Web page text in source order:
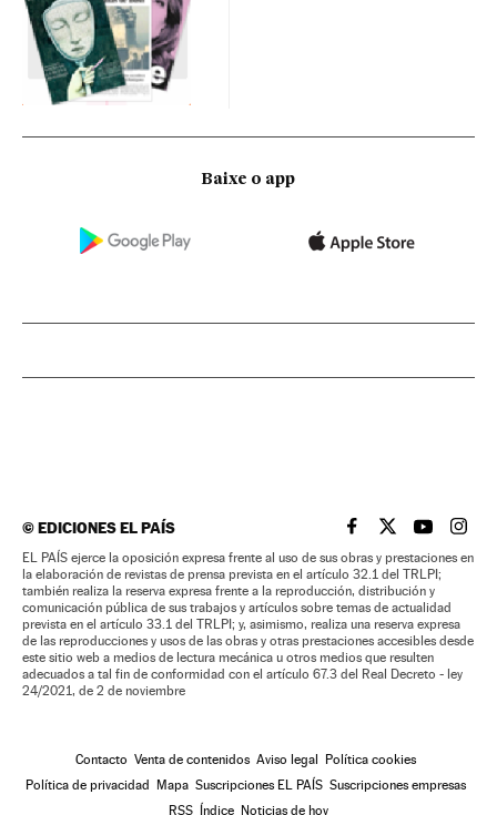
Baixe o app
©EDICIONES EL PAÍS EL PAÍS BRASIL EN
EL PAÍSEL PAÍS
EL
EL PAÍS ejerce la oposición expresa frente al uso de sus obras y prestaciones en
la elaboración de revistas de prensa prevista en el artículo 32.1 del TRLPI;
también realiza la reserva expresa frente a la reproducción, distribución y
comunicación pública de sus trabajos y artículos sobre temas de actualidad
prevista en el artículo 33.1 del TRLPI; y, asimismo, realiza una reserva expresa
de las reproducciones y usos de las obras y otras prestaciones accesibles desde
este sitio web a medios de lectura mecánica u otros medios que resulten
adecuados a tal fin de conformidad con el artículo 67.3 del Real Decreto - ley
24/2021, de 2 de noviembre
Contacto Venta de contenidos Aviso legal Política cookies
Política de privacidad Mapa Suscripciones EL PAÍS Suscripciones empresas
RSS Índice Noticias de hoy